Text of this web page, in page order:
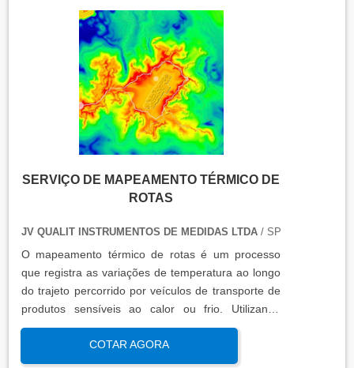
SERVIÇO DE MAPEAMENTO TÉRMICO DE
ROTAS
JV QUALIT INSTRUMENTOS DE MEDIDAS LTDA/ SP
O mapeamento térmico de rotas é um processo
que registra as variações de temperatura ao longo
do trajeto percorrido por veículos de transporte de
produtos sensíveis ao calor ou frio. Utilizando
sensores calibrados e registradores de dados, essa
análise garante que os padrões térmicos estejam
dentro das faixas exigidas por normas regulatórias,
COTAR AGORA